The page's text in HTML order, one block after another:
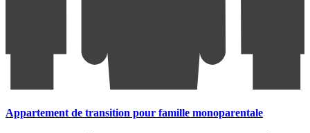
Appartement de transition pour famille monoparentale